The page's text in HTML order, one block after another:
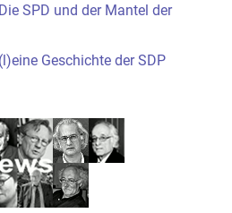
SPD und der Mantel der
Geschichte der SDP